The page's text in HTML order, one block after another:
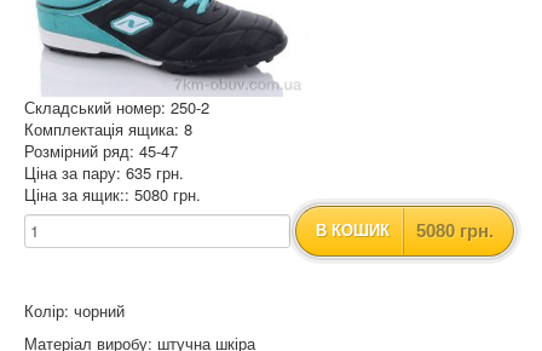
Складський номер: 250-2
Комплектація ящика: 8
Розмірний ряд: 45-47
Ціна за пару: 635 грн.
Ціна за ящик:: 5080 грн.
В КОШИК 5080 грн.
Колір: чорний
Матеріал виробу: штучна шкіра